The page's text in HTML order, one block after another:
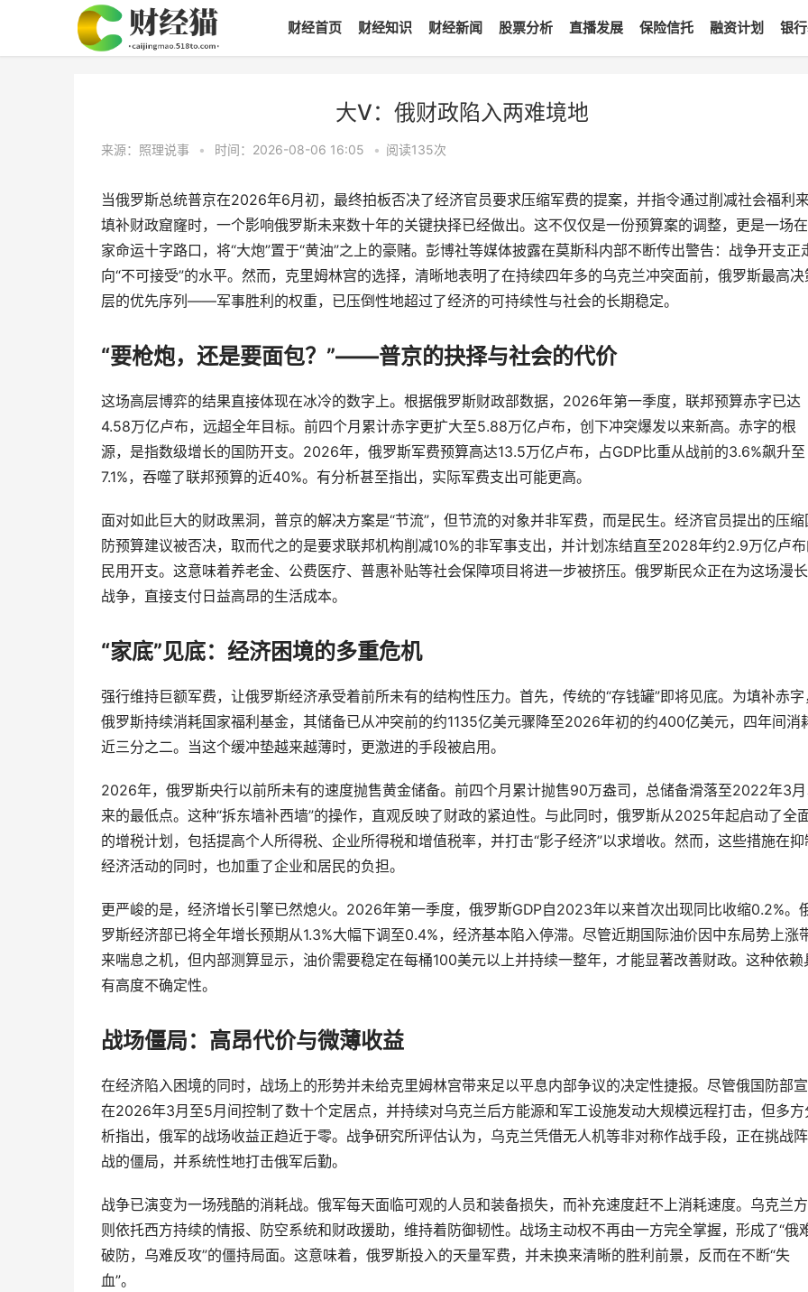
财经首页 财经知识 财经新闻 股票分析 直播发展 保险信托 融资计划 银
大V：俄财政陷入两难境地
来源：照理说事 • 时间：2026-08-06 16:05 • 阅读135次
当俄罗斯总统普京在2026年6月初，最终拍板否决了经济官员要求压缩军费的提案，并指令通过削减社会福利
填补财政窟窿时，一个影响俄罗斯未来数十年的关键抉择已经做出。这不仅仅是一份预算案的调整，更是一场
家命运十字路口，将“大炮”置于“黄油”之上的豪赌。彭博社等媒体披露在莫斯科内部不断传出警告：战争开支正
向“不可接受”的水平。然而，克里姆林宫的选择，清晰地表明了在持续四年多的乌克兰冲突面前，俄罗斯最高决
层的优先序列——军事胜利的权重，已压倒性地超过了经济的可持续性与社会的长期稳定。
“要枪炮，还是要面包？”——普京的抉择与社会的代价
这场高层博弈的结果直接体现在冰冷的数字上。根据俄罗斯财政部数据，2026年第一季度，联邦预算赤字已达
4.58万亿卢布，远超全年目标。前四个月累计赤字更扩大至5.88万亿卢布，创下冲突爆发以来新高。赤字的根
源，是指数级增长的国防开支。2026年，俄罗斯军费预算高达13.5万亿卢布，占GDP比重从战前的3.6%飙升至
7.1%，吞噬了联邦预算的近40%。有分析甚至指出，实际军费支出可能更高。
面对如此巨大的财政黑洞，普京的解决方案是“节流”，但节流的对象并非军费，而是民生。经济官员提出的压缩
防预算建议被否决，取而代之的是要求联邦机构削减10%的非军事支出，并计划冻结直至2028年约2.9万亿卢
民用开支。这意味着养老金、公费医疗、普惠补贴等社会保障项目将进一步被挤压。俄罗斯民众正在为这场漫
战争，直接支付日益高昂的生活成本。
“家底”见底：经济困境的多重危机
强行维持巨额军费，让俄罗斯经济承受着前所未有的结构性压力。首先，传统的“存钱罐”即将见底。为填补赤字
俄罗斯持续消耗国家福利基金，其储备已从冲突前的约1135亿美元骤降至2026年初的约400亿美元，四年间消
近三分之二。当这个缓冲垫越来越薄时，更激进的手段被启用。
2026年，俄罗斯央行以前所未有的速度抛售黄金储备。前四个月累计抛售90万盎司，总储备滑落至2022年3
来的最低点。这种“拆东墙补西墙”的操作，直观反映了财政的紧迫性。与此同时，俄罗斯从2025年起启动了全
的增税计划，包括提高个人所得税、企业所得税和增值税率，并打击“影子经济”以求增收。然而，这些措施在抑
经济活动的同时，也加重了企业和居民的负担。
更严峻的是，经济增长引擎已然熄火。2026年第一季度，俄罗斯GDP自2023年以来首次出现同比收缩0.2%。
罗斯经济部已将全年增长预期从1.3%大幅下调至0.4%，经济基本陷入停滞。尽管近期国际油价因中东局势上涨
来喘息之机，但内部测算显示，油价需要稳定在每桶100美元以上并持续一整年，才能显著改善财政。这种依赖
有高度不确定性。
战场僵局：高昂代价与微薄收益
在经济陷入困境的同时，战场上的形势并未给克里姆林宫带来足以平息内部争议的决定性捷报。尽管俄国防部
在2026年3月至5月间控制了数十个定居点，并持续对乌克兰后方能源和军工设施发动大规模远程打击，但多方
析指出，俄军的战场收益正趋近于零。战争研究所评估认为，乌克兰凭借无人机等非对称作战手段，正在挑战
战的僵局，并系统性地打击俄军后勤。
战争已演变为一场残酷的消耗战。俄军每天面临可观的人员和装备损失，而补充速度赶不上消耗速度。乌克兰
则依托西方持续的情报、防空系统和财政援助，维持着防御韧性。战场主动权不再由一方完全掌握，形成了“俄
破防，乌难反攻”的僵持局面。这意味着，俄罗斯投入的天量军费，并未换来清晰的胜利前景，反而在不断“失
血”。